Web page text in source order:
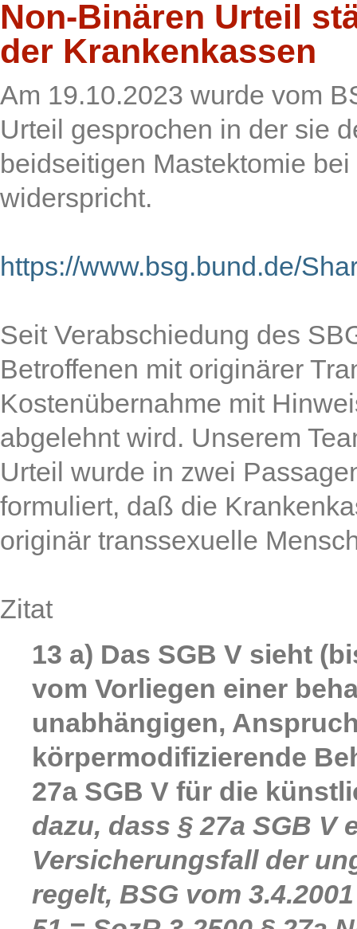
Non-Binären Urteil
der Krankenkassen
Am 19.10.2023 wurde vom
Urteil gesprochen in der sie
beidseitigen Mastektomie
widerspricht.
https://www.bsg.bund.de/
Seit Verabschiedung des
Betroffenen mit originärer
Kostenübernahme mit
abgelehnt wird. Unserem
Urteil wurde in zwei
formuliert, daß die
originär transsexuelle
Zitat
13 a) Das SGB V sieht
vom Vorliegen einer
unabhängigen,
körpermodifizierende
27a SGB V für die
dazu, dass § 27a SGB V
Versicherungsfall der
regelt, BSG vom